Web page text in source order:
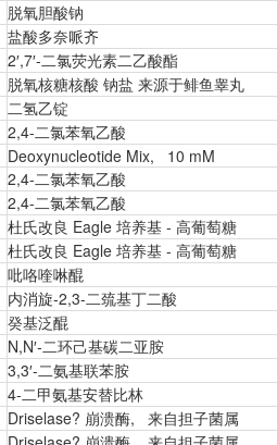
脱氧胆酸钠
盐酸多奈哌齐
2′,7′-二氯荧光素二乙酸酯
脱氧核糖核酸 钠盐 来源于鲱鱼睾丸
二氢乙锭
2,4-二氯苯氧乙酸
Deoxynucleotide Mix, 10 mM
2,4-二氯苯氧乙酸
2,4-二氯苯氧乙酸
杜氏改良 Eagle 培养基 - 高葡萄糖
杜氏改良 Eagle 培养基 - 高葡萄糖
吡咯喹啉醌
内消旋-2,3-二巯基丁二酸
癸基泛醌
N,N′-二环己基碳二亚胺
3,3′-二氨基联苯胺
4-二甲氨基安替比林
Driselase? 崩溃酶, 来自担子菌属